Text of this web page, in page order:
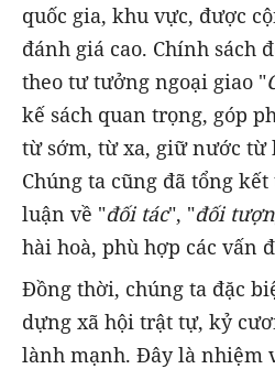
quốc gia, khu vực, được
đánh giá cao. Chính sách
theo tư tưởng ngoại giao "
kế sách quan trọng, góp
từ sớm, từ xa, giữ nước từ
Chúng ta cũng đã tổng
luận về "đối tác", "đối
hài hoà, phù hợp các vấn
Đồng thời, chúng ta đặc
dựng xã hội trật tự, kỷ
lành mạnh. Đây là nhiệm